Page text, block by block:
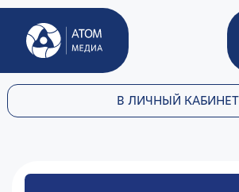
В ЛИЧНЫЙ КАБИНЕТ